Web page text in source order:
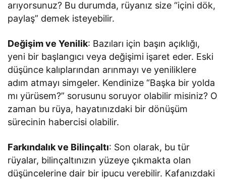
arıyorsunuz? Bu durumda, rüyanız size “içini dök,
paylaş” demek isteyebilir.
Değişim ve Yenilik: Bazıları için başın açıklığı,
yeni bir başlangıcı veya değişimi işaret eder. Eski
düşünce kalıplarından arınmayı ve yeniliklere
adım atmayı simgeler. Kendinize “Başka bir yolda
mı yürüsem?” sorusunu soruyor olabilir misiniz? O
zaman bu rüya, hayatınızdaki bir dönüşüm
sürecinin habercisi olabilir.
Farkındalık ve Bilinçaltı: Son olarak, bu tür
rüyalar, bilinçaltınızın yüzeye çıkmakta olan
düşüncelerine dair bir ipucu verebilir. Kafanızdaki